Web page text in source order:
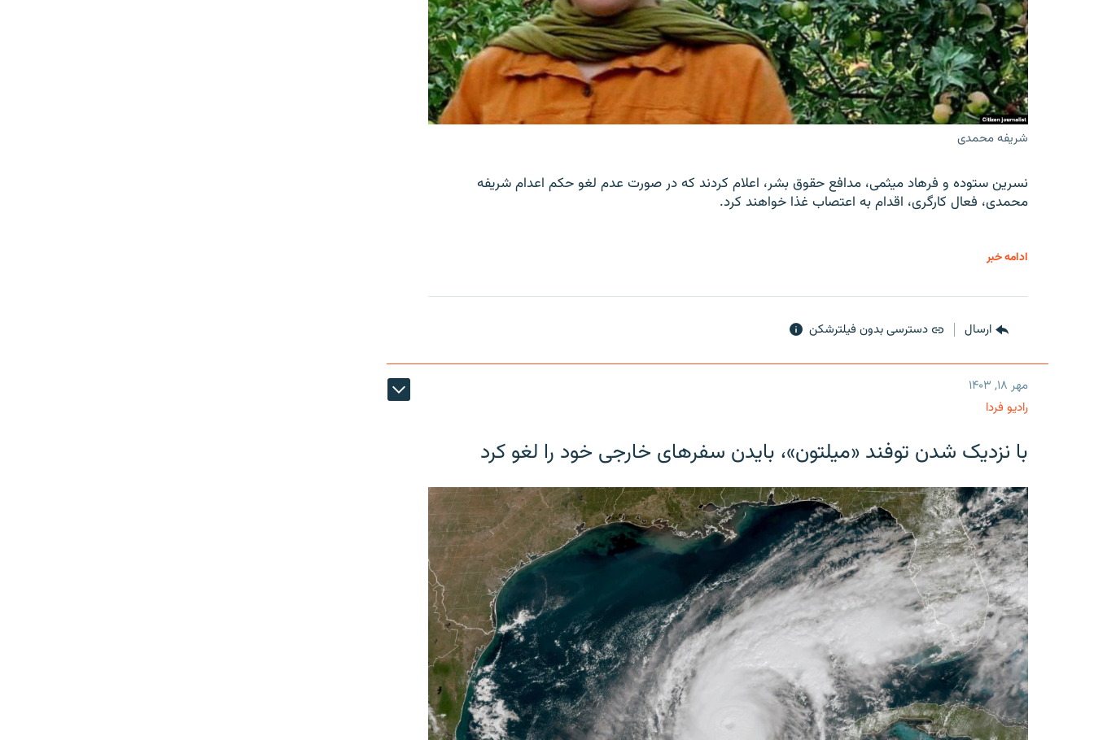
شریفه محمدی
نسرین ستوده و فرهاد میثمی، مدافع حقوق بشر، اعلام کردند که در صورت عدم لغو حکم اعدام شریفه
محمدی، فعال کارگری، اقدام به اعتصاب غذا خواهند کرد.
ادامه خبر
ارسال دسترسی بدون فیلترشکن
مهر ۱۸, ۱۴۰۳
رادیو فردا
با نزدیک شدن توفند «میلتون»، بایدن سفرهای خارجی خود را لغو کرد